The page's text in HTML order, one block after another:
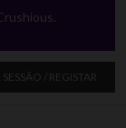
/ REGISTAR